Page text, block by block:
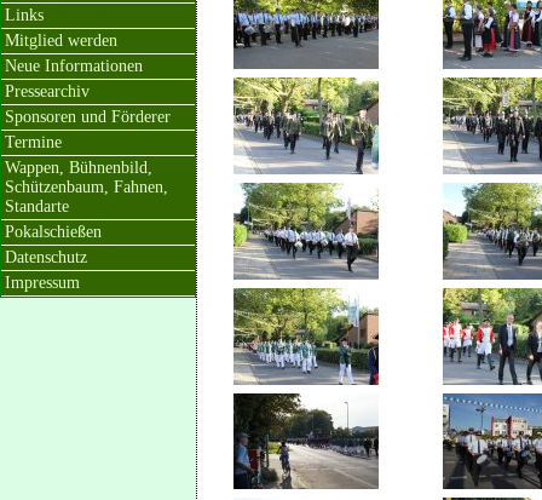
Links
Mitglied werden
Neue Informationen
Pressearchiv
Sponsoren und Förderer
Termine
Wappen, Bühnenbild,
Schützenbaum, Fahnen,
Standarte
Pokalschießen
Datenschutz
Impressum